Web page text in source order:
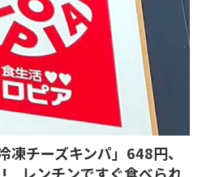
凍チーズキンパ」648円、
レンチンですぐ食べられ